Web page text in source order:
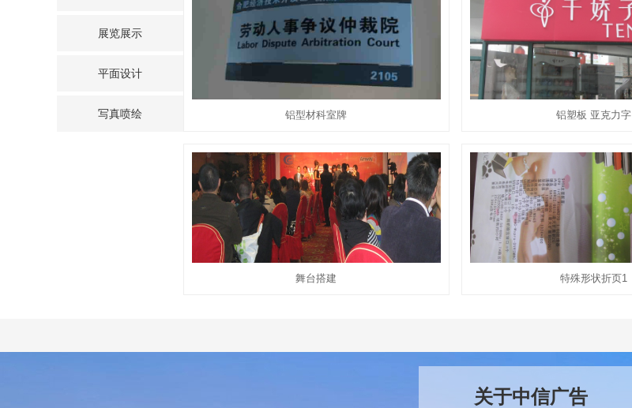
展览展示
平面设计
写真喷绘 铝型材科室牌 铝塑板 亚克力字
舞台搭建 特殊形状折页1
关于中信广告